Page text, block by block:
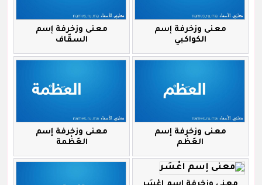
معنى وزخرفة إسم
الكواكبي
معنى وزخرفة إسم
السقّاف
معنى وزخرفة إسم
العَظْم
معنى وزخرفة إسم
العَظْمة